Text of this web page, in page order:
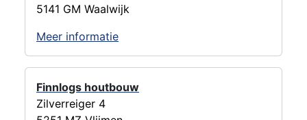
5141 GM Waalwijk
Meer informatie
Finnlogs houtbouw
Zilverreiger 4